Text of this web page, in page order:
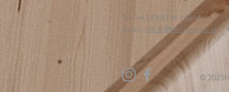
Tel: +43 (0) 6134 / 8214-0
Email: office@htl-hallstatt.at
© 2025